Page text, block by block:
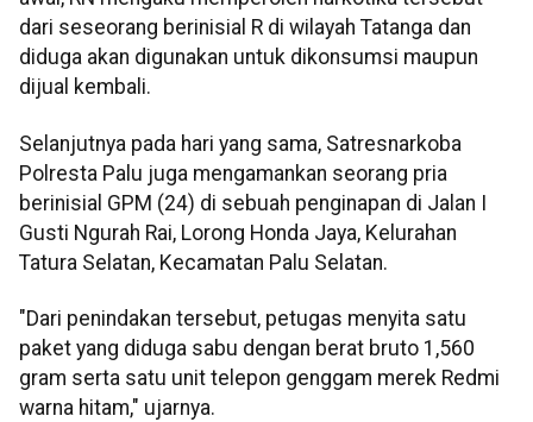
dari seseorang berinisial R di wilayah Tatanga dan
diduga akan digunakan untuk dikonsumsi maupun
dijual kembali.
Selanjutnya pada hari yang sama, Satresnarkoba
Polresta Palu juga mengamankan seorang pria
berinisial GPM (24) di sebuah penginapan di Jalan I
Gusti Ngurah Rai, Lorong Honda Jaya, Kelurahan
Tatura Selatan, Kecamatan Palu Selatan.
"Dari penindakan tersebut, petugas menyita satu
paket yang diduga sabu dengan berat bruto 1,560
gram serta satu unit telepon genggam merek Redmi
warna hitam," ujarnya.